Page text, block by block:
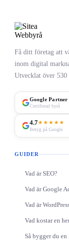
Få ditt företag att
inom digital
Utvecklat över 530
Google Partner
Certifierad byrå
4.7★★★★★
Betyg på Google
GUIDER
Vad är SEO?
Vad är Google
Vad är
Vad kostar en
Så bygger du en